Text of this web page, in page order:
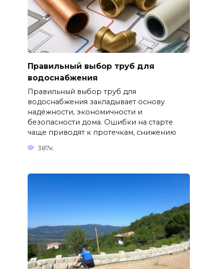
Правильный выбор труб для
водоснабжения
Правильный выбор труб для
водоснабжения закладывает основу
надёжности, экономичности и
безопасности дома. Ошибки на старте
чаще приводят к протечкам, снижению
387к.